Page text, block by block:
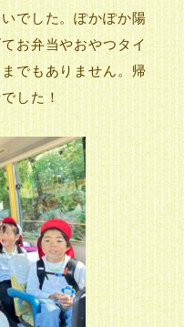
でした。ぽかぽか陽
お弁当やおやつタイ
でもありません。帰
した！